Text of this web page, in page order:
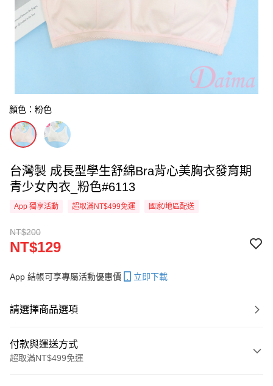
顏色：粉色
台灣製 成長型學生舒綿Bra背心美胸衣發育期
青少女內衣_粉色#6113
App 獨享活動 超取滿NT$499免運 國家/地區配送
NT$200
NT$129
App 結帳可享專屬活動優惠價 立即下載
請選擇商品選項
付款與運送方式
超取滿NT$499免運